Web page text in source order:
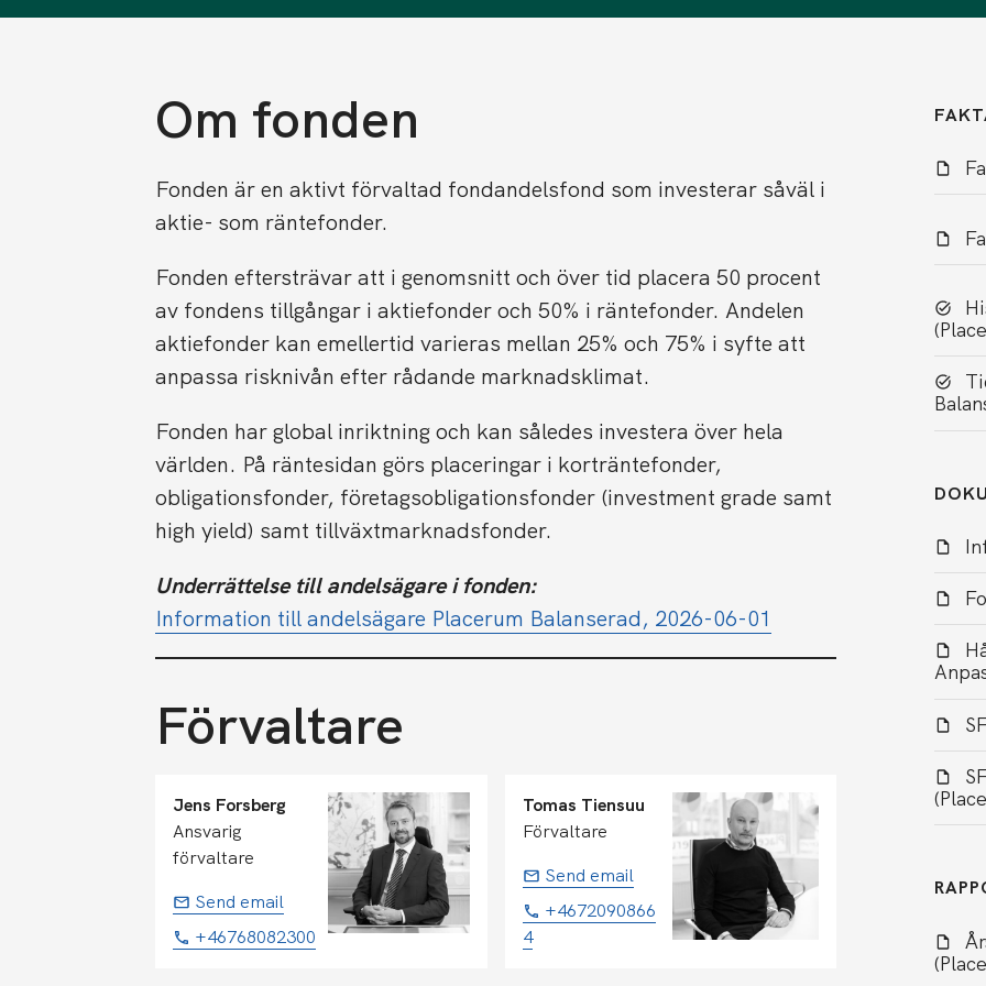
Om fonden
Fonden är en aktivt förvaltad fondandelsfond som investerar såväl i
aktie- som räntefonder.
Fonden eftersträvar att i genomsnitt och över tid placera 50 procent
av fondens tillgångar i aktiefonder och 50% i räntefonder. Andelen
aktiefonder kan emellertid varieras mellan 25% och 75% i syfte att
anpassa risknivån efter rådande marknadsklimat.
Fonden har global inriktning och kan således investera över hela
världen. På räntesidan görs placeringar i korträntefonder,
obligationsfonder, företagsobligationsfonder (investment grade samt
high yield) samt tillväxtmarknadsfonder.
Underrättelse till andelsägare i fonden:
Information till andelsägare Placerum Balanserad, 2026-06-01
Förvaltare
Jens Forsberg
Ansvarig
förvaltare
Send email
+46768082300
Tomas Tiensuu
Förvaltare
Send email
+4672090866
4